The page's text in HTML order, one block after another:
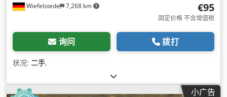
Wiefelstede 7,268 km €95
固定价格 不含增值税
询问 拨打
状况: 二手,
小广告